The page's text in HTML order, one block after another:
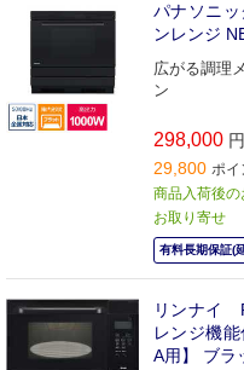
パナソニ
ンレンジ
広がる調理
ン
298,000
29,800 ポイ
商品入荷後
お取り寄せ
有料長期保証(
リンナイ
レンジ機
A用】 ブラ